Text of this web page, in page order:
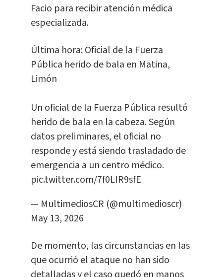
Facio para recibir atención médica
especializada.
Última hora: Oficial de la Fuerza
Pública herido de bala en Matina,
Limón
Un oficial de la Fuerza Pública resultó
herido de bala en la cabeza. Según
datos preliminares, el oficial no
responde y está siendo trasladado de
emergencia a un centro médico.
pic.twitter.com/7f0LIR9sfE
— MultimediosCR (@multimedioscr)
May 13, 2026
De momento, las circunstancias en las
que ocurrió el ataque no han sido